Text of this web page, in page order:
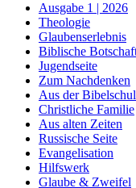
Ausgabe 1 | 2026
Theologie
Glaubenserlebnis
Biblische
Jugendseite
Zum Nachdenken
Aus der
Christliche Familie
Aus alten Zeiten
Russische Seite
Evangelisation
Hilfswerk
Glaube & Zweifel